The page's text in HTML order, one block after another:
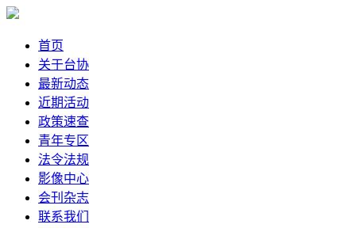
首页
关于台协
最新动态
近期活动
政策速查
青年专区
法令法规
影像中心
会刊杂志
联系我们